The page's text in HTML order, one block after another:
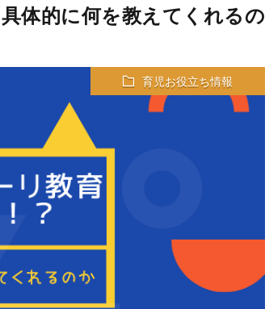
体的に何を教えてくれるの
育児お役立ち情報